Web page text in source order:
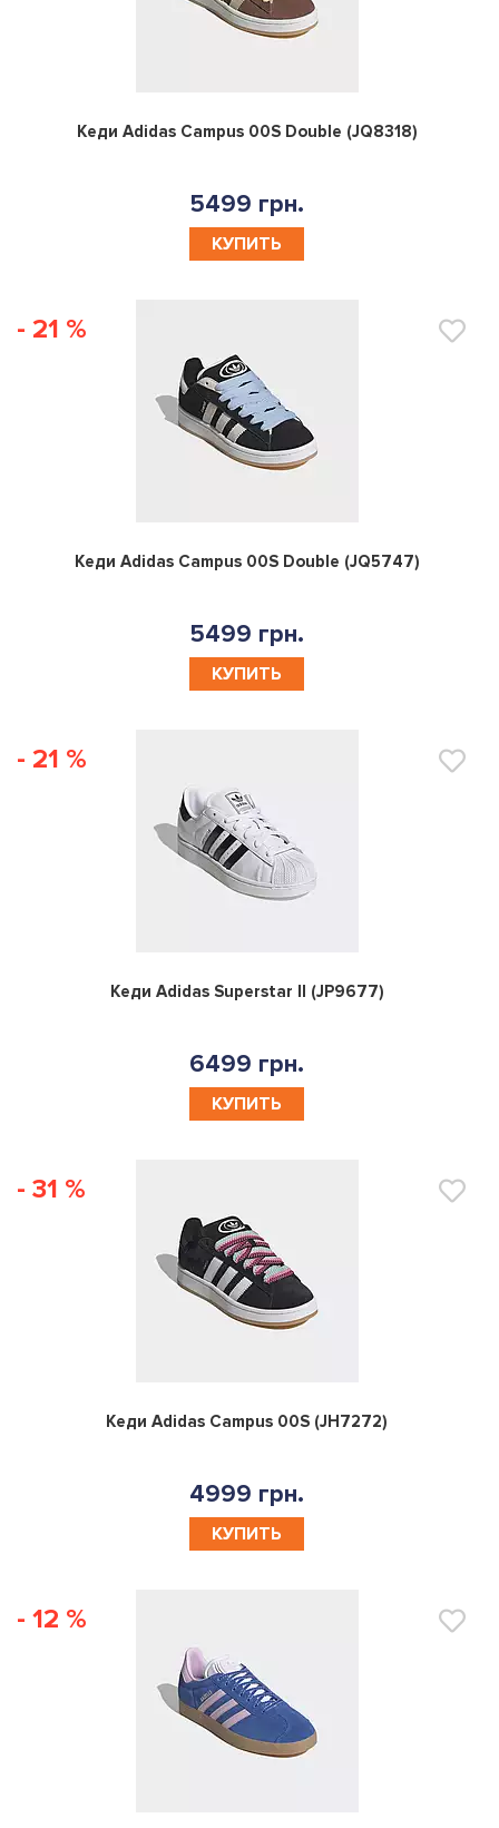
0
Кеди Adidas Campus 00S Double (JQ8318)
5499 грн.
КУПИТЬ
- 21 %
0
Кеди Adidas Campus 00S Double (JQ5747)
5499 грн.
КУПИТЬ
- 21 %
0
Кеди Adidas Superstar II (JP9677)
6499 грн.
КУПИТЬ
- 31 %
0
Кеди Adidas Campus 00S (JH7272)
4999 грн.
КУПИТЬ
- 12 %